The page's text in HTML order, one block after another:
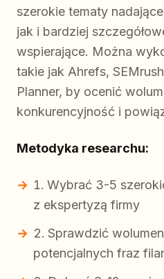
szerokie tematy
jak i bardziej
wspierające. Można
takie jak Ahrefs,
Planner, by ocenić
konkurencyjność i
Metodyka researchu:
Wybrać 3-5
z ekspertyzą firmy
Sprawdzić
potencjalnych fraz